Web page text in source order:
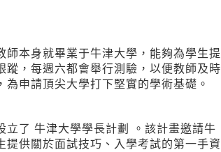
本身就畢業于牛津大學，能夠為學生提
，每週六都會舉行測驗，以便教師及時
申請頂尖大學打下堅實的學術基礎。
了 牛津大學學長計劃 。該計畫邀請牛
供關於面試技巧、入學考試的第一手資